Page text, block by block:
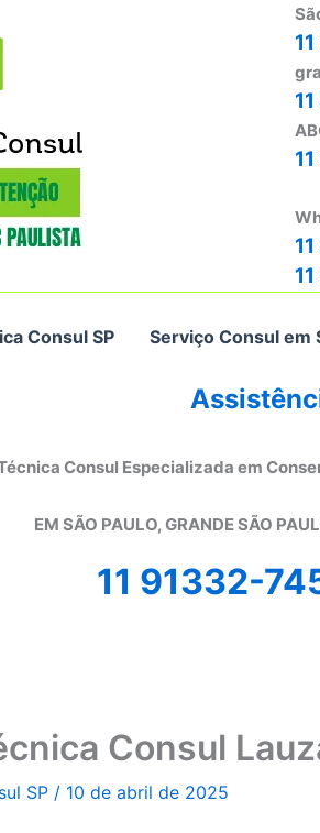
Consul SP Serviço Consul em
Consul Especializada em
EM SÃO PAULO, GRANDE SÃO
11 91332-
Consul
SP / 10 de abril de 2025